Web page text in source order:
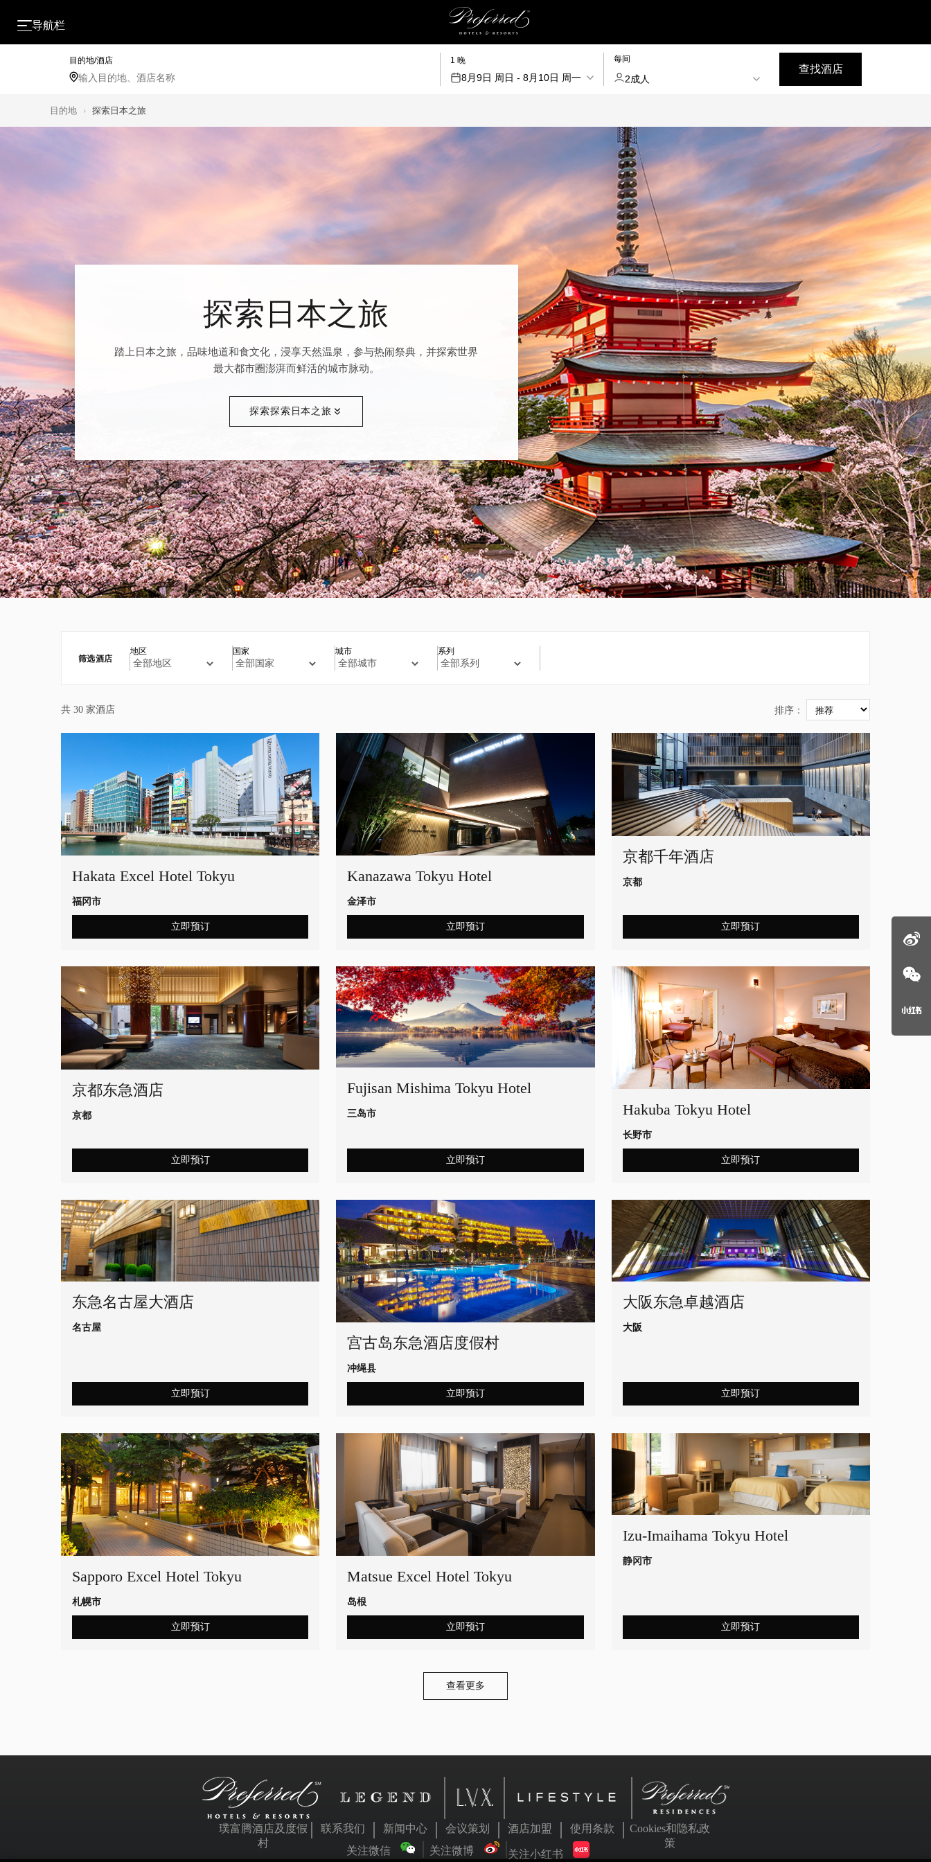
导航栏
目的地/酒店 1 晚
8月9日 周日 - 8月10日 周一
每间
2成人
查找酒店
目的地 › 探索日本之旅
探索日本之旅
踏上日本之旅，品味地道和食文化，浸享天然温泉，参与热闹祭典，并探索世界
最大都市圈澎湃而鲜活的城市脉动。
探索探索日本之旅
筛选酒店
地区 国家 城市 系列
共 30 家酒店 排序：
Hakata Excel Hotel Tokyu
福冈市
立即预订
Kanazawa Tokyu Hotel
金泽市
立即预订
京都千年酒店
京都
立即预订
京都东急酒店
京都
立即预订
Fujisan Mishima Tokyu Hotel
三岛市
立即预订
Hakuba Tokyu Hotel
长野市
立即预订
东急名古屋大酒店
名古屋
立即预订
宫古岛东急酒店度假村
冲绳县
立即预订
大阪东急卓越酒店
大阪
立即预订
Sapporo Excel Hotel Tokyu
札幌市
立即预订
Matsue Excel Hotel Tokyu
岛根
立即预订
Izu-Imaihama Tokyu Hotel
静冈市
立即预订
查看更多
璞富腾酒店及度假
村
联系我们 新闻中心 会议策划 酒店加盟 使用条款
Cookies和隐私政
策
关注微信 关注微博 关注小红书